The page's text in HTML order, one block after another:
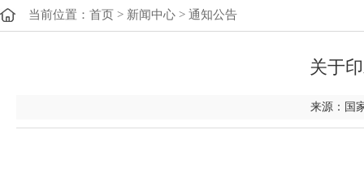
当前位置： 首页 > 新闻中心 > 通知公告
关于
来源：国